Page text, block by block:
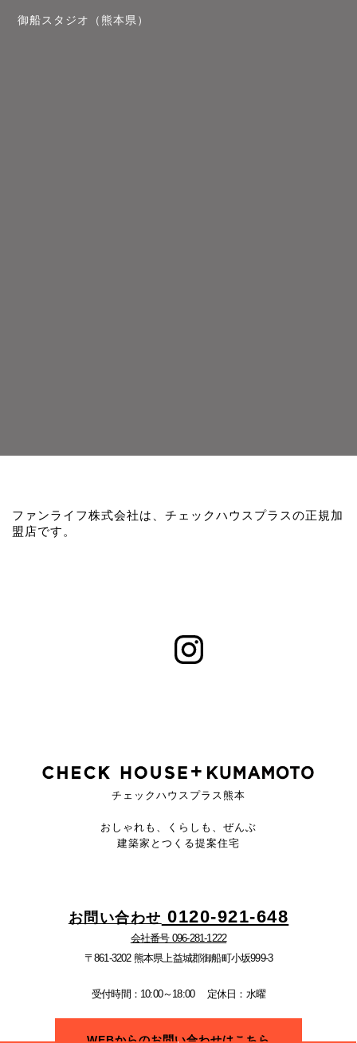
御船スタジオ（熊本県）
ファンライフ株式会社は、チェックハウスプラスの正規加
盟店です。
チェックハウスプラス熊本
おしゃれも、くらしも、ぜんぶ
建築家とつくる提案住宅
お問い合わせ 0120-921-648
会社番号 096-281-1222
〒861-3202 熊本県上益城郡御船町小坂999-3
受付時間：10:00～18:00 定休日：水曜
WEBからのお問い合わせはこちら